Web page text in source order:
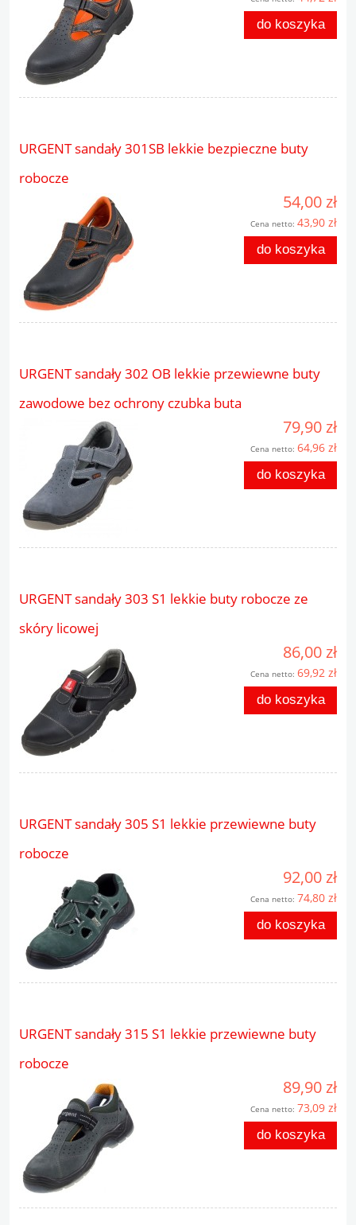
do koszyka
URGENT sandały 301SB lekkie bezpieczne buty
robocze
54,00 zł
Cena netto: 43,90 zł
do koszyka
URGENT sandały 302 OB lekkie przewiewne buty
zawodowe bez ochrony czubka buta
79,90 zł
Cena netto: 64,96 zł
do koszyka
URGENT sandały 303 S1 lekkie buty robocze ze
skóry licowej
86,00 zł
Cena netto: 69,92 zł
do koszyka
URGENT sandały 305 S1 lekkie przewiewne buty
robocze
92,00 zł
Cena netto: 74,80 zł
do koszyka
URGENT sandały 315 S1 lekkie przewiewne buty
robocze
89,90 zł
Cena netto: 73,09 zł
do koszyka